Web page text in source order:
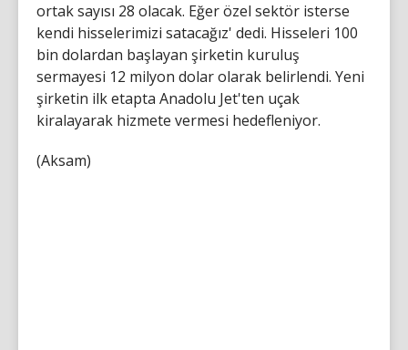
ortak sayısı 28 olacak. Eğer özel sektör isterse
kendi hisselerimizi satacağız' dedi. Hisseleri 100
bin dolardan başlayan şirketin kuruluş
sermayesi 12 milyon dolar olarak belirlendi. Yeni
şirketin ilk etapta Anadolu Jet'ten uçak
kiralayarak hizmete vermesi hedefleniyor.
(Aksam)